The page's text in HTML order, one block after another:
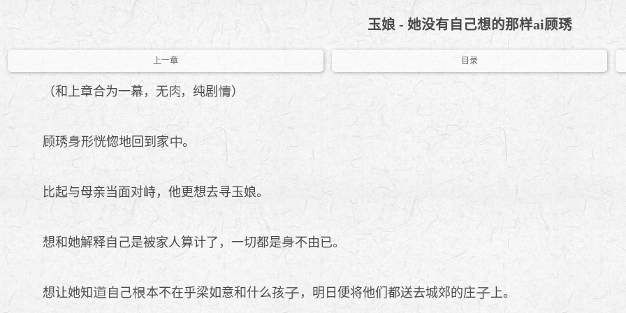
玉娘 - 她没有自己想的那样ai顾琇
上一章 目录
（和上章合为一幕，无 ，纯剧 ）
顾琇 形恍惚地回到家 。
比起与母亲当面对峙，他更想去寻玉娘。
想和她解释自己是被家人算计了，一切都是 不由已。
想让她知 自己 本不在乎梁如意和什么孩 ，明日便将他们都送去城郊的庄 上。